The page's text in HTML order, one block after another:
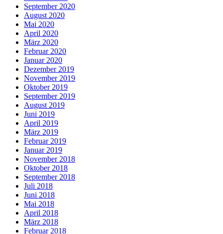
September 2020
August 2020
Mai 2020
April 2020
März 2020
Februar 2020
Januar 2020
Dezember 2019
November 2019
Oktober 2019
September 2019
August 2019
Juni 2019
April 2019
März 2019
Februar 2019
Januar 2019
November 2018
Oktober 2018
September 2018
Juli 2018
Juni 2018
Mai 2018
April 2018
März 2018
Februar 2018